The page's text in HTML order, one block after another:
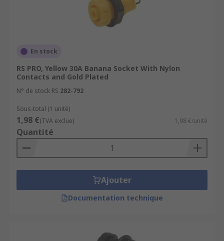
En stock
RS PRO, Yellow 30A Banana Socket With Nylon
Contacts and Gold Plated
N° de stock RS 282-792
Sous-total (1 unité)
1,98 €(TVA exclue) 1,98 €/unité
Quantité
Ajouter
Documentation technique